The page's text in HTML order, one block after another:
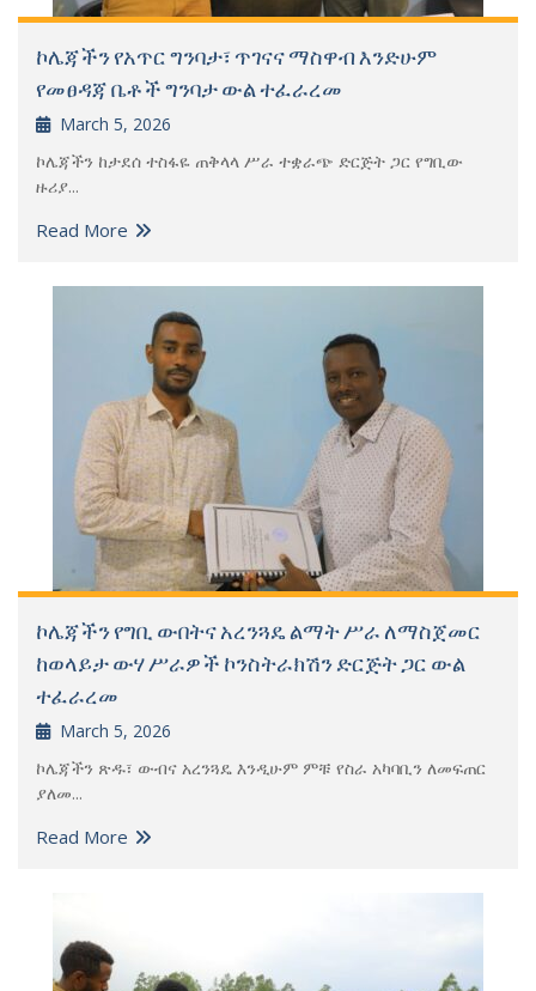
ኮሌጃችን የአጥር ግንባታ፣ ጥገናና ማስዋብ እንድሁም
የመፀዳጃ ቤቶች ግንባታ ውል ተፈራረመ
March 5, 2026
ኮሌጃችን ከታደሰ ተስፋዬ ጠቅላላ ሥራ ተቋራጭ ድርጅት ጋር የግቢው
ዙሪያ...
Read More
ኮሌጃችን የግቢ ውበትና አረንጓዴ ልማት ሥራ ለማስጀመር
ከወላይታ ውሃ ሥራዎች ኮንስትራክሽን ድርጅት ጋር ውል
ተፈራረመ
March 5, 2026
ኮሌጃችን ጽዱ፣ ውብና አረንጓዴ እንዲሁም ምቹ የስራ አካባቢን ለመፍጠር
ያለመ...
Read More